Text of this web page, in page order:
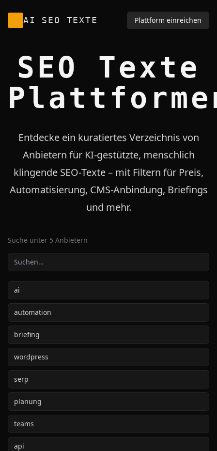
AI SEO TEXTE Plattform einreichen
SEO Texte
Entdecke ein kuratiertes Verzeichnis von
Anbietern für KI‑gestützte, menschlich
klingende SEO‑Texte – mit Filtern für Preis,
Automatisierung, CMS‑Anbindung, Briefings
und mehr.
Suche unter 5 Anbietern
ai
automation
briefing
wordpress
serp
planung
teams
api